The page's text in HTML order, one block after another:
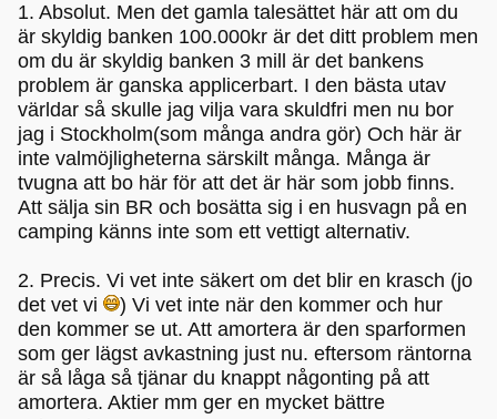
1. Absolut. Men det gamla talesättet här att om du
är skyldig banken 100.000kr är det ditt problem men
om du är skyldig banken 3 mill är det bankens
problem är ganska applicerbart. I den bästa utav
världar så skulle jag vilja vara skuldfri men nu bor
jag i Stockholm(som många andra gör) Och här är
inte valmöjligheterna särskilt många. Många är
tvugna att bo här för att det är här som jobb finns.
Att sälja sin BR och bosätta sig i en husvagn på en
camping känns inte som ett vettigt alternativ.
2. Precis. Vi vet inte säkert om det blir en krasch (jo
det vet vi
) Vi vet inte när den kommer och hur
den kommer se ut. Att amortera är den sparformen
som ger lägst avkastning just nu. eftersom räntorna
är så låga så tjänar du knappt någonting på att
amortera. Aktier mm ger en mycket bättre